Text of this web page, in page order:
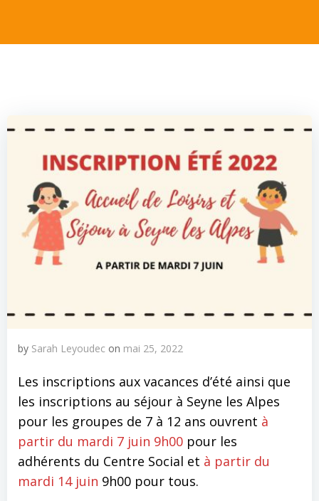
by Sarah Leyoudec on mai 25, 2022
Les inscriptions aux vacances d’été ainsi que
les inscriptions au séjour à Seyne les Alpes
pour les groupes de 7 à 12 ans ouvrent à
partir du mardi 7 juin 9h00 pour les
adhérents du Centre Social et à partir du
mardi 14 juin 9h00 pour tous.